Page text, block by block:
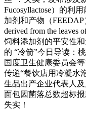
Fucosyllactose）的利
加剂和产物（
derived from the leaves
饲料添加剂的平安性
的 “冷箭”今日导读：
国度卫生健康委员会
传递“餐饮店用冷凝水
生品出产企业代表人
面包因菌落总数超标
失实！